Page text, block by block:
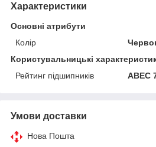
Характеристики
Основні атрибути
Колір
Користувальницькі
Рейтинг підшипників
ABEC
Умови доставки
Нова Пошта